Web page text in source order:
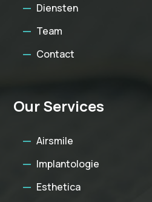
Diensten
Team
Contact
Our Services
Airsmile
Implantologie
Esthetica